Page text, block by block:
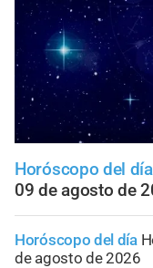
Horóscopo del día
09 de agosto de
Horóscopo del día
de agosto de 2026